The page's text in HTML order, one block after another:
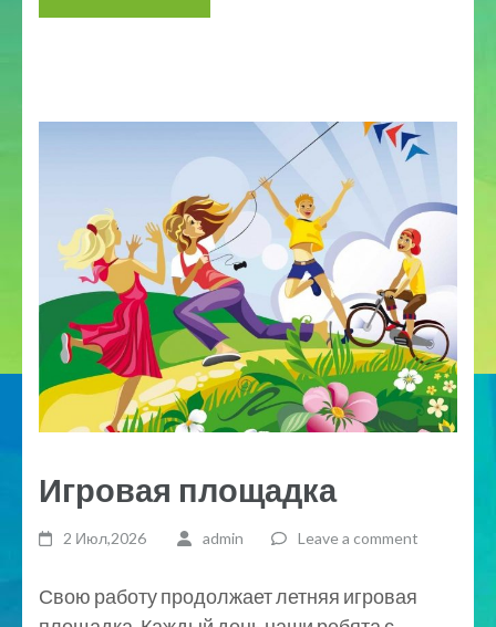
Игровая площадка
2 Июл,2026 admin Leave a comment
Свою работу продолжает летняя игровая